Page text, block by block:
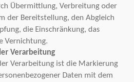
Übermittlung, Verbreitung oder
der Bereitstellung, den Abgleich
die Einschränkung, das
Vernichtung.
Verarbeitung
Verarbeitung ist die Markierung
Daten mit dem